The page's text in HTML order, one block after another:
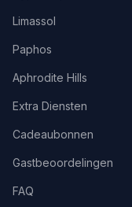
Limassol
Paphos
Aphrodite Hills
Extra Diensten
Cadeaubonnen
Gastbeoordelingen
FAQ